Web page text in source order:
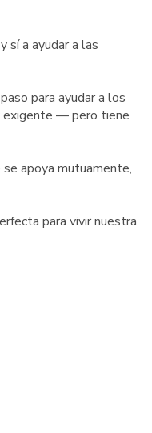
sí a ayudar a las
para ayudar a los
exigente — pero tiene
apoya mutuamente,
para vivir nuestra